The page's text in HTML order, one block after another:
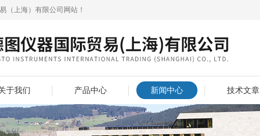
（上海）有限公司网站！
于我们 产品中心 新闻中心 技术文章